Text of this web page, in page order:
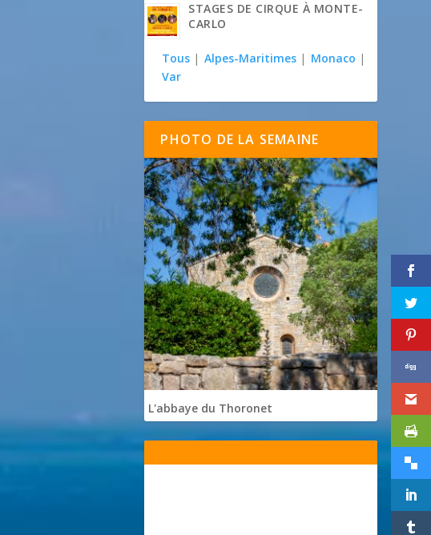
STAGES DE CIRQUE À MONTE-
CARLO
Tous | Alpes-Maritimes | Monaco |
Var
PHOTO DE LA SEMAINE
L'abbaye du Thoronet